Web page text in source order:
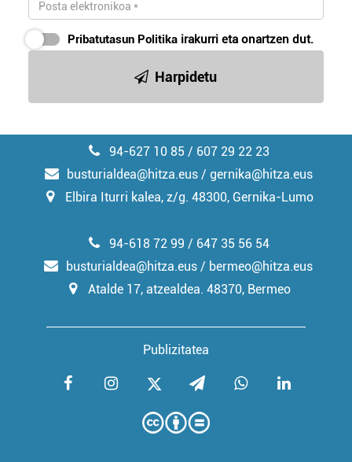
Pribatutasun Politika irakurri eta onartzen dut.
Harpidetu
94-627 10 85 / 607 29 22 23
busturialdea@hitza.eus / gernika@hitza.eus
Elbira Iturri kalea, z/g. 48300, Gernika-Lumo
Publizitatea
94-618 72 99 / 647 35 56 54
busturialdea@hitza.eus / bermeo@hitza.eus
Atalde 17, atzealdea. 48370, Bermeo